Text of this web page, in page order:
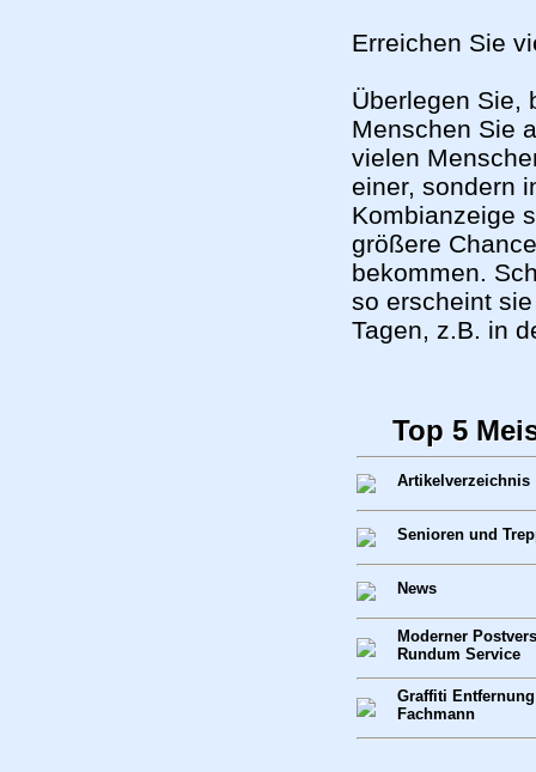
Erreichen Sie
Überlegen Sie,
Menschen Sie
vielen
einer, sondern
Kombianzeige
größere
bekommen.
so erscheint
Tagen, z.B. in
Top 5
Artikelverzeichnis
Senioren und
News
Moderner
Rundum Service
Graffiti
Fachmann